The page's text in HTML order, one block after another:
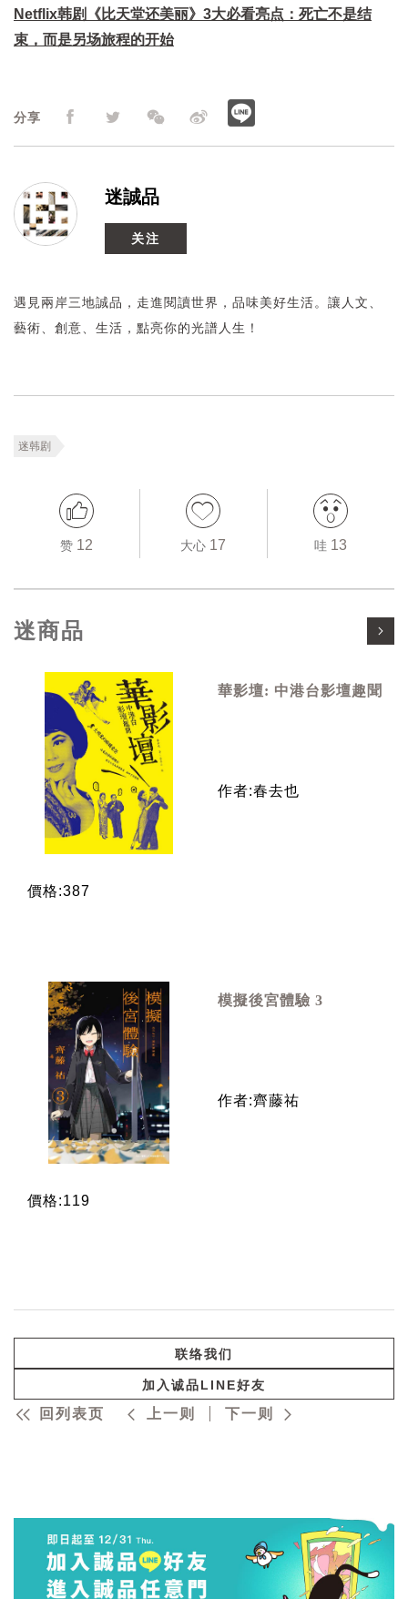
Netflix韩剧《比天堂还美丽》3大必看亮点：死亡不是结
束，而是另场旅程的开始
分享
迷誠品
关注
遇見兩岸三地誠品，走進閱讀世界，品味美好生活。讓人文、
藝術、創意、生活，點亮你的光譜人生！
迷韩剧
赞 12 大心 17 哇 13
迷商品
華影壇: 中港台影壇趣聞
作者:春去也
價格:387
模擬後宮體驗 3
作者:齊藤祐
價格:119
联络我们
加入诚品LINE好友
回列表页 上一则 下一则